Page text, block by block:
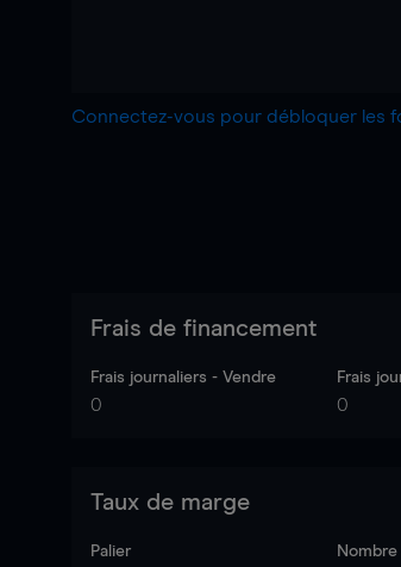
Connectez-vous pour débloquer les
Frais de financement
Frais journaliers - Vendre
0
Frais
0
Taux de marge
Palier Nombre